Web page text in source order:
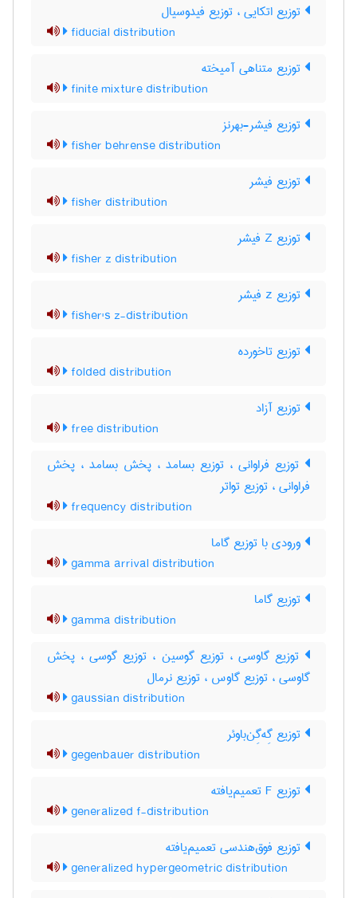
توزیع اتکایی ، توزیع فیدوسیال
fiducial distribution
توزیع متناهی آمیخته
finite mixture distribution
توزیع فیشر-بهرنز
fisher behrense distribution
توزیع فیشر
fisher distribution
توزیع Z فیشر
fisher z distribution
توزیع z فیشر
fisher's z-distribution
توزیع تاخورده
folded distribution
توزیع آزاد
free distribution
توزیع فراوانی ، توزیع بسامد ، پخش بسامد ، پخش
فراوانی ، توزیع تواتر
frequency distribution
ورودی با توزیع گاما
gamma arrival distribution
توزیع گاما
gamma distribution
توزیع گاوسی ، توزیع گوسین ، توزیع گوسی ، پخش
گاوسی ، توزیع گاوس ، توزیع نرمال
gaussian distribution
توزیع گِه‌گِن‌باوئر
gegenbauer distribution
توزیع F تعمیم‌یافته
generalized f-distribution
توزیع فوق‌هندسی تعمیم‌یافته
generalized hypergeometric distribution